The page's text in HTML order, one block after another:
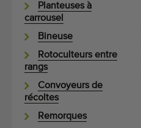
Planteuses à
carrousel
Bineuse
Rotoculteurs entre
rangs
Convoyeurs de
récoltes
Remorques